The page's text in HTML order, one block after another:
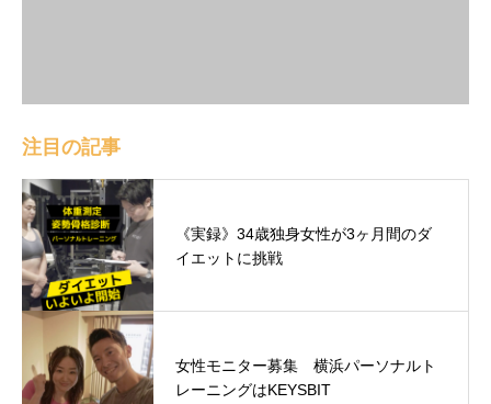
注目の記事
《実録》34歳独身女性が3ヶ月間のダ
イエットに挑戦
女性モニター募集 横浜パーソナルト
レーニングはKEYSBIT